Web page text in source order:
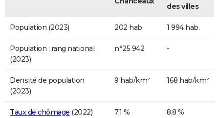
des villes
Population (2023) 202 hab. 1 994 hab.
Population : rang national
(2023)
n°25 942 -
Densité de population
(2023)
9 hab/km² 168 hab/km²
Taux de chômage (2022) 7,1 % 8,8 %